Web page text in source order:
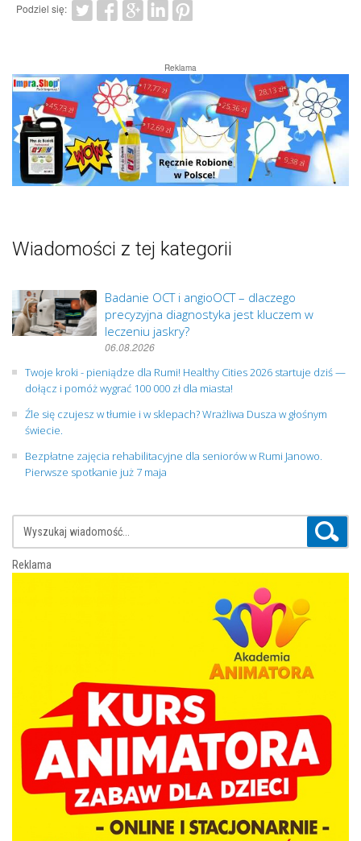
Podziel się:
Reklama
Wiadomości z tej kategorii
Badanie OCT i angioOCT – dlaczego
precyzyjna diagnostyka jest kluczem w
leczeniu jaskry?
06.08.2026
Twoje kroki - pieniądze dla Rumi! Healthy Cities 2026 startuje dziś —
dołącz i pomóż wygrać 100 000 zł dla miasta!
Źle się czujesz w tłumie i w sklepach? Wrażliwa Dusza w głośnym
świecie.
Bezpłatne zajęcia rehabilitacyjne dla seniorów w Rumi Janowo.
Pierwsze spotkanie już 7 maja
Reklama